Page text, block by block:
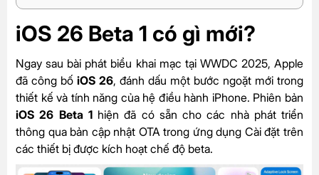
iOS 26 Beta 1 có gì mới?
Ngay sau bài phát biểu khai mạc tại WWDC 2025, Apple
đã công bố iOS 26, đánh dấu một bước ngoặt mới trong
thiết kế và tính năng của hệ điều hành iPhone. Phiên bản
iOS 26 Beta 1hiện đã có sẵn cho các nhà phát triển
thông qua bản cập nhật OTA trong ứng dụng Cài đặt trên
các thiết bị được kích hoạt chế độ beta.